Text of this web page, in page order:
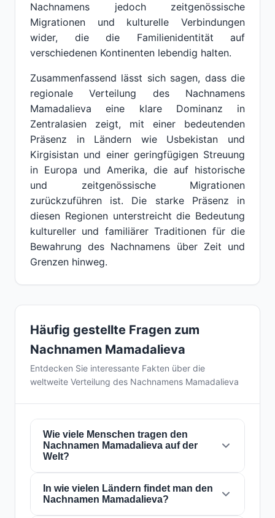
Nachnamens jedoch zeitgenössische
Migrationen und kulturelle Verbindungen
wider, die die Familienidentität auf
verschiedenen Kontinenten lebendig halten.
Zusammenfassend lässt sich sagen, dass die
regionale Verteilung des Nachnamens
Mamadalieva eine klare Dominanz in
Zentralasien zeigt, mit einer bedeutenden
Präsenz in Ländern wie Usbekistan und
Kirgisistan und einer geringfügigen Streuung
in Europa und Amerika, die auf historische
und zeitgenössische Migrationen
zurückzuführen ist. Die starke Präsenz in
diesen Regionen unterstreicht die Bedeutung
kultureller und familiärer Traditionen für die
Bewahrung des Nachnamens über Zeit und
Grenzen hinweg.
Häufig gestellte Fragen zum
Nachnamen Mamadalieva
Entdecken Sie interessante Fakten über die
weltweite Verteilung des Nachnamens Mamadalieva
Wie viele Menschen tragen den
Nachnamen Mamadalieva auf der
Welt?
Derzeit gibt es weltweit etwa14.200
Personenmit dem Nachnamen
In wie vielen Ländern findet man den
Nachnamen Mamadalieva?